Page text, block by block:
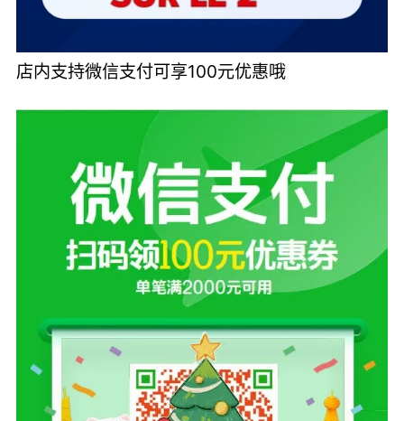
店内支持微信支付可享100元优惠哦